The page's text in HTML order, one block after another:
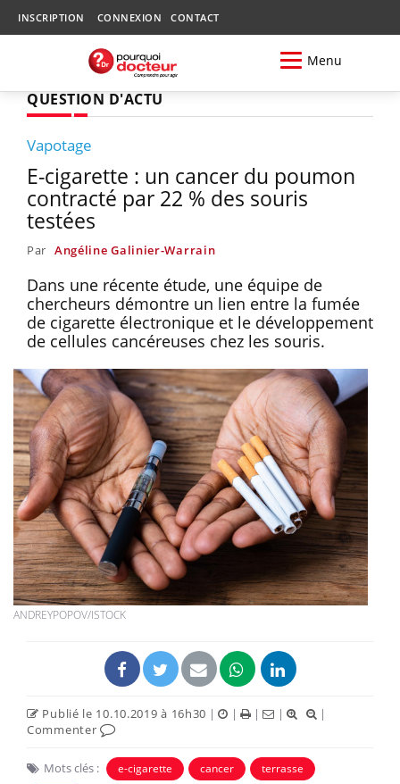
INSCRIPTION CONNEXION CONTACT
Menu
QUESTION D'ACTU
Vapotage
E-cigarette : un cancer du poumon
contracté par 22 % des souris
testées
Par Angéline Galinier-Warrain
Dans une récente étude, une équipe de
chercheurs démontre un lien entre la fumée
de cigarette électronique et le développement
de cellules cancéreuses chez les souris.
ANDREYPOPOV/ISTOCK
Publié le 10.10.2019 à 16h30 | | | |
|
Commenter
Mots clés : e-cigarette cancer
terrasse